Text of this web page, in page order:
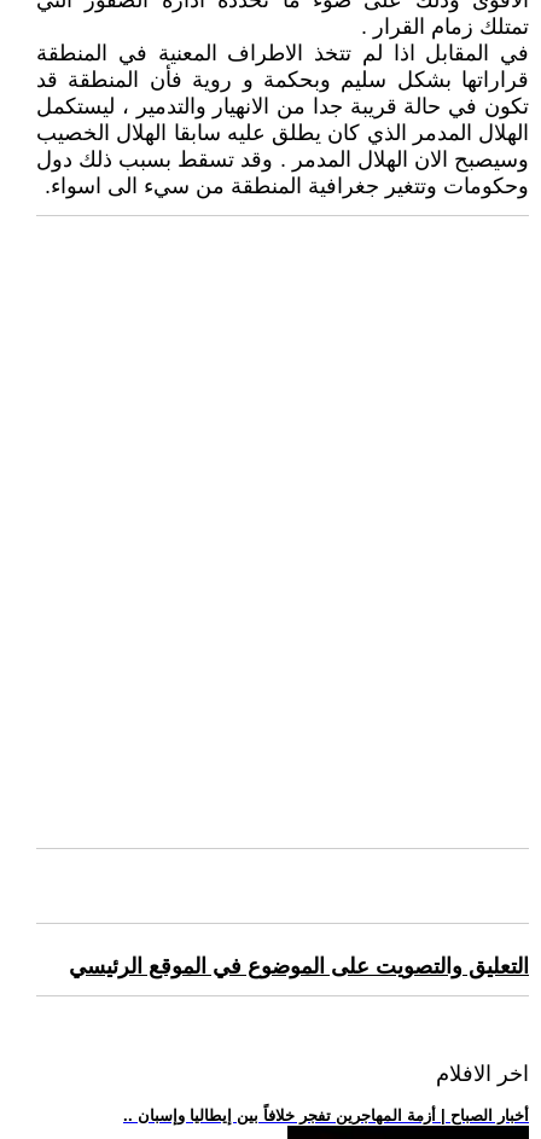
تمتلك زمام القرار .
في المقابل اذا لم تتخذ الاطراف المعنية في المنطقة
قراراتها بشكل سليم وبحكمة و روية فأن المنطقة قد
تكون في حالة قريبة جدا من الانهيار والتدمير ، ليستكمل
الهلال المدمر الذي كان يطلق عليه سابقا الهلال الخصيب
وسيصبح الان الهلال المدمر . وقد تسقط بسبب ذلك دول
وحكومات وتتغير جغرافية المنطقة من سيء الى اسواء.
التعليق والتصويت على الموضوع في الموقع الرئيسي
اخر الافلام
.. أخبار الصباح | أزمة المهاجرين تفجر خلافاً بين إيطاليا وإسبان